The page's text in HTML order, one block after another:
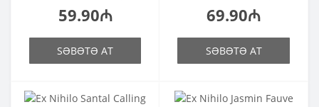
59.90₼
SƏBƏTƏ AT
69.90₼
SƏBƏTƏ AT